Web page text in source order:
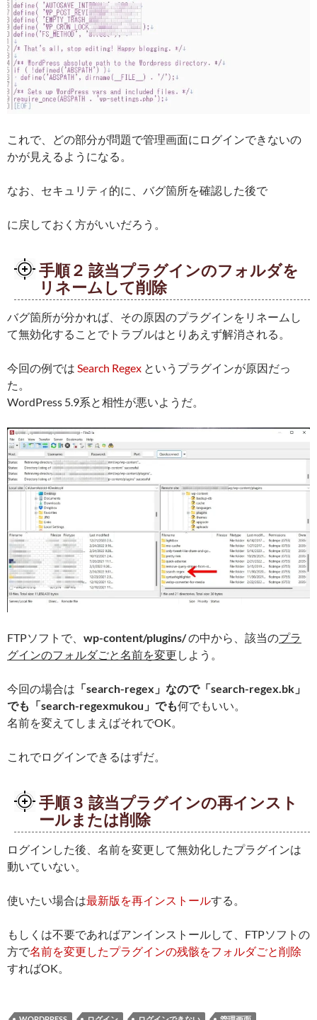
これで、どの部分が問題で管理画面にログインできないの
かが見えるようになる。
なお、セキュリティ的に、バグ箇所を確認した後で
に戻しておく方がいいだろう。
手順２ 該当プラグインのフォルダを
リネームして削除
バグ箇所が分かれば、その原因のプラグインをリネームし
て無効化することでトラブルはとりあえず解消される。
今回の例では Search Regex というプラグインが原因だっ
た。
WordPress 5.9系と相性が悪いようだ。
FTPソフトで、 wp-content/plugins/の中から、該当のプラ
グインのフォルダごと名前を変更 しよう。
今回の場合は 「search-regex」なので「search-regex.bk」
でも「search-regexmukou」でも何でもいい。
名前を変えてしまえばそれでOK。
これでログインできるはずだ。
手順３ 該当プラグインの再インスト
ールまたは削除
ログインした後、名前を変更して無効化したプラグインは
動いていない。
使いたい場合は最新版を再インストールする。
もしくは不要であればアンインストールして、FTPソフトの
方で名前を変更したプラグインの残骸をフォルダごと削除
すればOK。